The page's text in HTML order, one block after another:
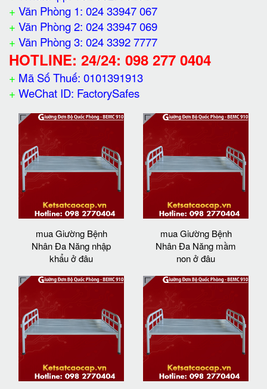
+ Văn Phòng 1: 024 33947 067
+ Văn Phòng 2: 024 33947 069
+ Văn Phòng 3: 024 3392 7777
HOTLINE: 24/24: 098 277 0404
+ Mã Số Thuế: 0101391913
+ WeChat ID: FactorySafes
mua Giường Bệnh
Nhân Đa Năng nhập
khẩu ở đâu
mua Giường Bệnh
Nhân Đa Năng mầm
non ở đâu